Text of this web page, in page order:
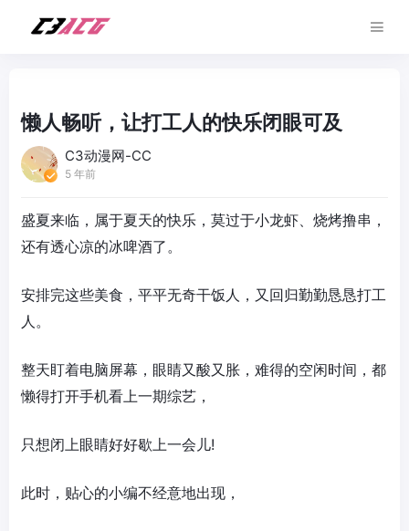
懒人畅听，让打工人的快乐闭眼可及
C3动漫网-CC
5 年前
盛夏来临，属于夏天的快乐，莫过于小龙虾、烧烤撸串，
还有透心凉的冰啤酒了。
安排完这些美食，平平无奇干饭人，又回归勤勤恳恳打工
人。
整天盯着电脑屏幕，眼睛又酸又胀，难得的空闲时间，都
懒得打开手机看上一期综艺，
只想闭上眼睛好好歇上一会儿!
此时，贴心的小编不经意地出现，